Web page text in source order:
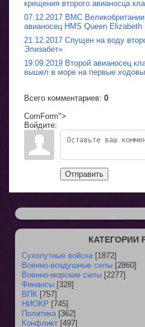
крещения второго авианосца
07.12.2017 ВМС
авианосец HMS Queen Elizabeth
21.12.2017 Спущен на воду
Элизабет»
19.09.2019 Второй авианосец
вышел в море на первые
Всего комментариев: 0
ComForm">
Войдите:
Отправить
КАТЕГОРИИ
Сухопутные войска [1872]
Военно-воздушные силы [2860]
Военно-морские силы [2277]
Финансы [328]
ВПК [757]
НИОКР [745]
Политика [362]
Конфликт [497]